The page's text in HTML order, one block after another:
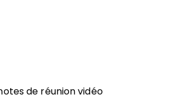
de réunion vidéo